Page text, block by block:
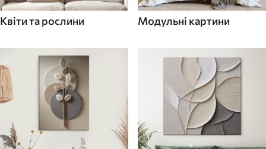
Квіти та рослини Модульні картини